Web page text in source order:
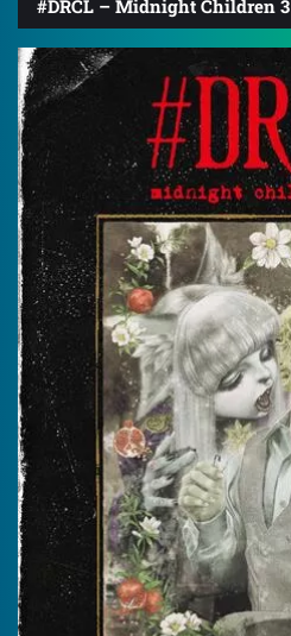
#DRCL – Midnight Children 3